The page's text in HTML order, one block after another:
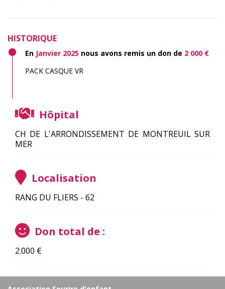
HISTORIQUE
En Janvier 2025 nous avons remis un don de 2 000 €
PACK CASQUE VR
Hôpital
CH DE L'ARRONDISSEMENT DE MONTREUIL SUR
MER
Localisation
RANG DU FLIERS - 62
Don total de :
2.000 €